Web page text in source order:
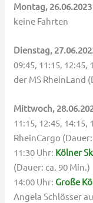
Montag, 26.06.2023
keine Fahrten
Dienstag,
09:45, 11:15, 12:45,
der MS RheinLand
Mittwoch,
11:15, 12:45, 14:15,
RheinCargo
11:30 Uhr: Kölner
(Dauer: ca. 90 Min.)
14:00 Uhr: Große
Angela Schlösser